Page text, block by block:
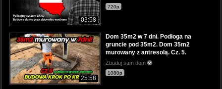
03:58
720p
25:58
Dom 35m2 w 7 dni. Podłoga na
gruncie pod 35m2. Dom 35m2
murowany z antresolą. Cz. 5.
Zbuduj sam dom
1080p